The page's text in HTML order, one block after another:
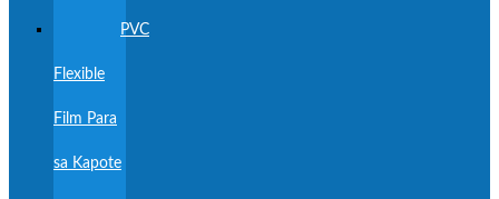
PVC
Flexible
Film Para
sa Kapote